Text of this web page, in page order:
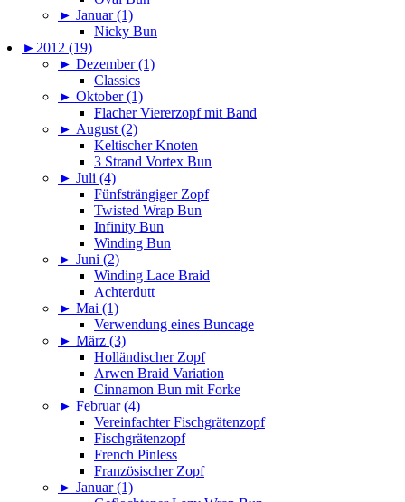
► Januar (1)
Nicky Bun
► 2012 (19)
► Dezember (1)
Classics
► Oktober (1)
Flacher Viererzopf mit Band
► August (2)
Keltischer Knoten
3 Strand Vortex Bun
► Juli (4)
Fünfsträngiger Zopf
Twisted Wrap Bun
Infinity Bun
Winding Bun
► Juni (2)
Winding Lace Braid
Achterdutt
► Mai (1)
Verwendung eines Buncage
► März (3)
Holländischer Zopf
Arwen Braid Variation
Cinnamon Bun mit Forke
► Februar (4)
Vereinfachter Fischgrätenzopf
Fischgrätenzopf
French Pinless
Französischer Zopf
► Januar (1)